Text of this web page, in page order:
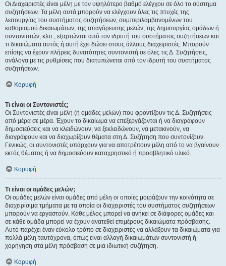
Οι Διαχειριστές είναι μέλη με τον υψηλότερο βαθμό ελέγχου σε όλο το σύστημα
συζητήσεων. Τα μέλη αυτά μπορούν να ελέγχουν όλες τις πτυχές της
λειτουργίας του συστήματος συζητήσεων, συμπεριλαμβανομένων του
καθορισμού δικαιωμάτων, της απαγόρευσης μελών, της δημιουργίας ομάδων ή
συντονιστών, κλπ., εξαρτώνται από τον ιδρυτή του συστήματος συζητήσεων και
τι δικαιώματα αυτός ή αυτή έχει δώσει στους άλλους διαχειριστές. Μπορούν
επίσης να έχουν πλήρεις δυνατότητες συντονιστή σε όλες τις Δ. Συζητήσεις,
ανάλογα με τις ρυθμίσεις που διατυπώνεται από τον ιδρυτή του συστήματος
συζητήσεων.
Κορυφή
Τι είναι οι Συντονιστές;
Οι Συντονιστές είναι μέλη (ή ομάδες μελών) που φροντίζουν τις Δ. Συζητήσεις
από μέρα σε μέρα. Έχουν το δικαίωμα να επεξεργάζονται ή να διαγράφουν
δημοσιεύσεις και να κλειδώνουν, να ξεκλειδώνουν, να μετακινούν, να
διαγράφουν και να διαχωρίζουν θέματα στη Δ. Συζήτηση που συντονίζουν.
Γενικώς, οι συντονιστές υπάρχουν για να αποτρέπουν μέλη από το να βγαίνουν
εκτός θέματος ή να δημοσιεύουν καταχρηστικό ή προσβλητικό υλικό.
Κορυφή
Τι είναι οι ομάδες μελών;
Οι ομάδες μελών είναι ομάδες από μέλη οι οποίες μοιράζουν την κοινότητα σε
διαχειρίσιμα τμήματα με τα οποία οι διαχειριστές του συστήματος συζητήσεων
μπορούν να εργαστούν. Κάθε μέλος μπορεί να ανήκει σε διάφορες ομάδες και
σε κάθε ομάδα μπορεί να έχουν ανατεθεί επιμέρους δικαιώματα πρόσβασης.
Αυτό παρέχει έναν εύκολο τρόπο σε διαχειριστές να αλλάξουν τα δικαιώματα για
πολλά μέλη ταυτόχρονα, όπως είναι αλλαγή δικαιωμάτων συντονιστή ή
χορήγηση στα μέλη πρόσβαση σε μια ιδιωτική συζήτηση.
Κορυφή